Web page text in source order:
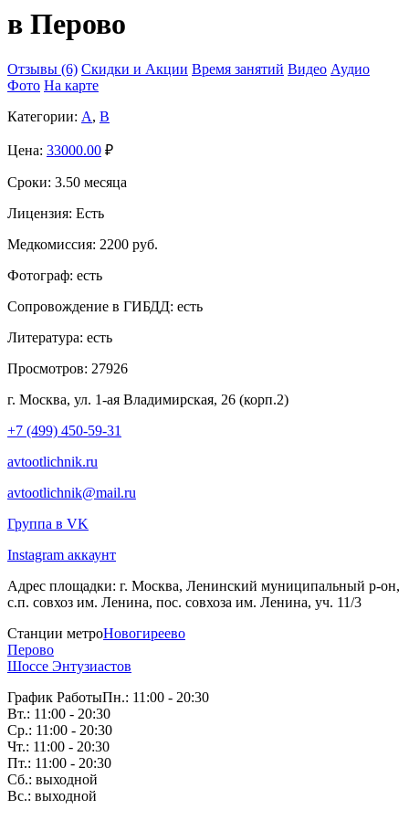
в Перово
Отзывы (6) Скидки и Акции Время занятий Видео Аудио
Фото На карте
Категории: A, B
Цена: 33000.00 ₽
Сроки: 3.50 месяца
Лицензия: Есть
Медкомиссия: 2200 руб.
Фотограф: есть
Сопровождение в ГИБДД: есть
Литература: есть
Просмотров: 27926
г. Москва, ул. 1-ая Владимирская, 26 (корп.2)
+7 (499) 450-59-31
avtootlichnik.ru
avtootlichnik@mail.ru
Группа в VK
Instagram аккаунт
Адрес площадки: г. Москва, Ленинский муниципальный р-он,
с.п. совхоз им. Ленина, пос. совхоза им. Ленина, уч. 11/3
Станции метроНовогиреево
Перово
Шоссе Энтузиастов
График РаботыПн.: 11:00 - 20:30
Вт.: 11:00 - 20:30
Ср.: 11:00 - 20:30
Чт.: 11:00 - 20:30
Пт.: 11:00 - 20:30
Сб.: выходной
Вс.: выходной